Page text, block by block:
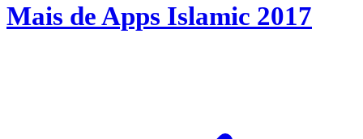
Mais de Apps Islamic 2017